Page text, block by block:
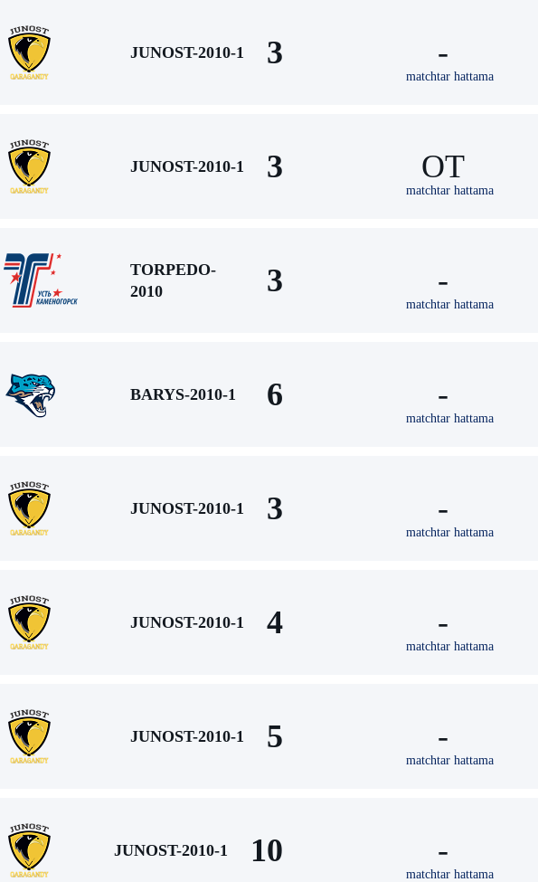
JUNOST-2010-1 3 -
matchtar hattama
JUNOST-2010-1 3 ОТ
matchtar hattama
TORPEDO-
2010
3 -
matchtar hattama
BARYS-2010-1 6 -
matchtar hattama
JUNOST-2010-1 3 -
matchtar hattama
JUNOST-2010-1 4 -
matchtar hattama
JUNOST-2010-1 5 -
matchtar hattama
JUNOST-2010-1 10 -
matchtar hattama